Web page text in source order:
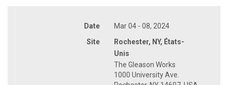
Date
Mar 04 - 08, 2024
Site
Rochester, NY, États-
Unis
The Gleason Works
1000 University Ave.